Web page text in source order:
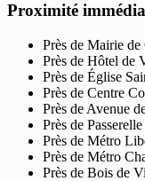
Proximité
Près de Mairie
Près de Hôtel de
Près de Église
Près de Centre
Près de Avenue
Près de
Près de Métro
Près de Métro
Près de Bois de